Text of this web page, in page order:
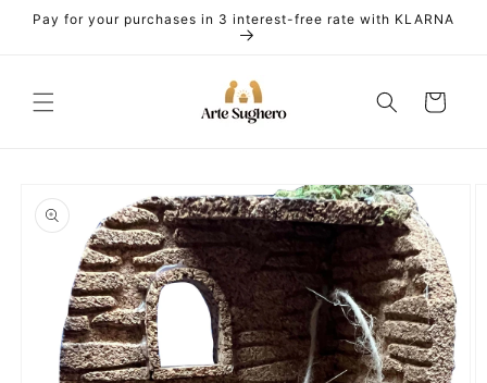
Skip to
content
Pay for your purchases in 3 interest-free rate with KLARNA
Cart
product
information